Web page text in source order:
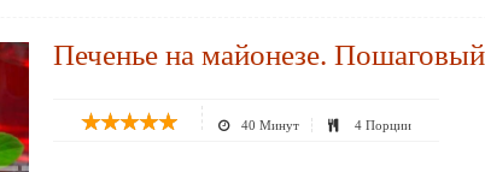
Печенье на майонезе.
40 Минут 4 Порции